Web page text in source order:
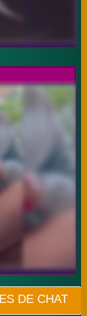
DE CHAT